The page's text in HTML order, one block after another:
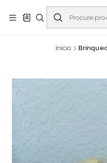
Buscantiguidades - Leilões.
Castelo -
Início